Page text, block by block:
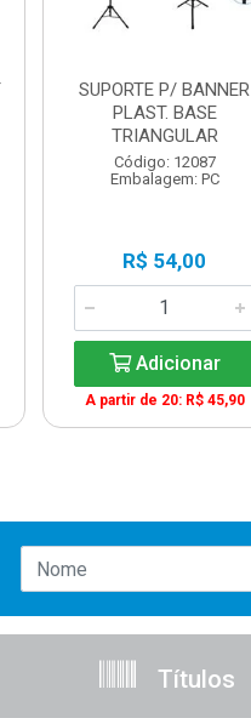
SUPORTE P/ BANNER
PLAST. BASE
TRIANGULAR
Código: 12087
Embalagem: PC
R$ 54,00
Adicionar
A partir de 20: R$ 45,90
Títulos